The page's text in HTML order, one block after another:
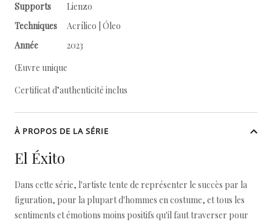
Supports
Lienzo
Techniques
Acrílico | Óleo
Année
2023
Œuvre unique
Certificat d’authenticité inclus
À PROPOS DE LA SÉRIE
El Éxito
Dans cette série, l'artiste tente de représenter le succès par la
figuration, pour la plupart d'hommes en costume, et tous les
sentiments et émotions moins positifs qu'il faut traverser pour